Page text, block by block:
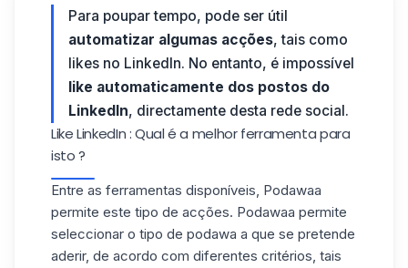
Para poupar tempo, pode ser útil
automatizar algumas acções, tais como
likes no LinkedIn. No entanto, é impossível
like automaticamente dos postos do
LinkedIn, directamente desta rede social.
Like LinkedIn : Qual é a melhor ferramenta para
isto ?
Entre as ferramentas disponíveis, Podawaa
permite este tipo de acções. Podawaa permite
seleccionar o tipo de podawa a que se pretende
aderir, de acordo com diferentes critérios, tais